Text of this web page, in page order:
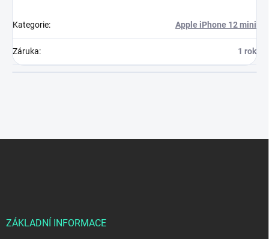
Kategorie: Apple iPhone 12 mini
Záruka: 1 rok
ZÁKLADNÍ INFORMACE